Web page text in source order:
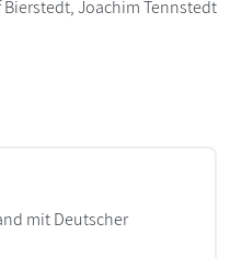
Joachim Tennstedt
mit Deutscher